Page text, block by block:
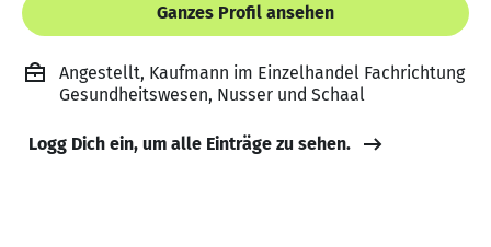
Ganzes Profil ansehen
Angestellt, Kaufmann im Einzelhandel Fachrichtung
Gesundheitswesen, Nusser und Schaal
Logg Dich ein, um alle Einträge zu sehen.